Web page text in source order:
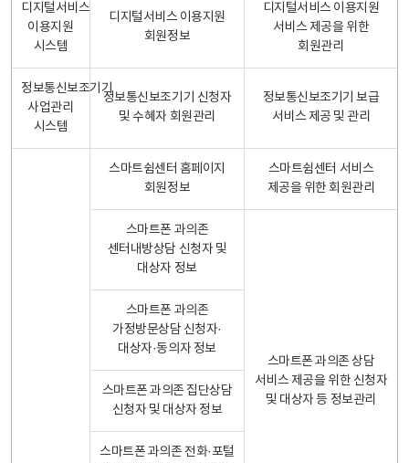
디지털서비스
이용지원
시스템
디지털서비스 이용지원
회원정보
디지털서비스 이용지원
서비스 제공을 위한
회원관리
정보통신보조기기
사업관리
시스템
정보통신보조기기 신청자
및 수혜자 회원관리
정보통신보조기기 보급
서비스 제공 및 관리
스마트쉼센터 홈페이지
회원정보
스마트쉼센터 서비스
제공을 위한 회원관리
스마트폰 과의존
센터내방상담 신청자 및
대상자 정보
스마트폰 과의존 상담
서비스 제공을 위한 신청자
및 대상자 등 정보관리
스마트폰 과의존
가정방문상담 신청자·
대상자·동의자 정보
스마트폰 과의존 집단상담
신청자 및 대상자 정보
스마트폰 과의존 전화·포털